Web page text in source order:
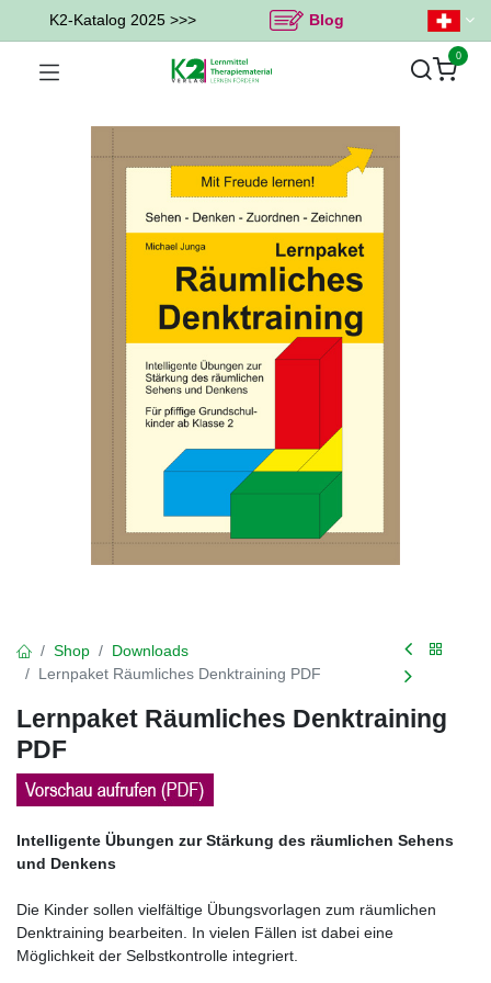
K2-Katalog 2025 >>> Blog
0
Shop
Downloads
Lernpaket Räumliches Denktraining PDF
Lernpaket Räumliches Denktraining
PDF
Intelligente Übungen zur Stärkung des räumlichen Sehens
und Denkens
Die Kinder sollen vielfältige Übungsvorlagen zum räumlichen
Denktraining bearbeiten. In vielen Fällen ist dabei eine
Möglichkeit der Selbstkontrolle integriert.